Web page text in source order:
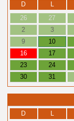
D
L
26
27
2
3
9
10
16
17
23
24
30
31
D
L